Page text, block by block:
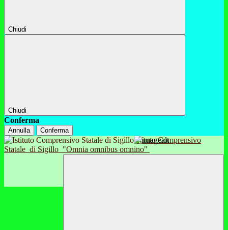
Chiudi
Chiudi
Conferma
Annulla Conferma
Istituto Comprensivo
Statale di Sigillo "Omnia omnibus omnino"